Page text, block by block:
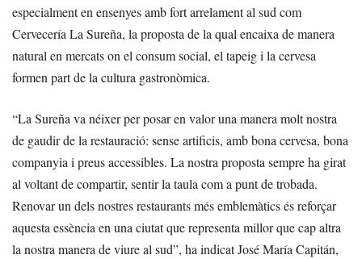
especialment en ensenyes amb fort arrelament al sud com
Cervecería La Sureña, la proposta de la qual encaixa de manera
natural en mercats on el consum social, el tapeig i la cervesa
formen part de la cultura gastronòmica.
“La Sureña va néixer per posar en valor una manera molt nostra
de gaudir de la restauració: sense artificis, amb bona cervesa, bona
companyia i preus accessibles. La nostra proposta sempre ha girat
al voltant de compartir, sentir la taula com a punt de trobada.
Renovar un dels nostres restaurants més emblemàtics és reforçar
aquesta essència en una ciutat que representa millor que cap altra
la nostra manera de viure al sud”, ha indicat José María Capitán,